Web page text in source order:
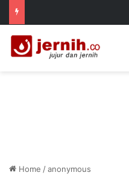
Home /anonymous